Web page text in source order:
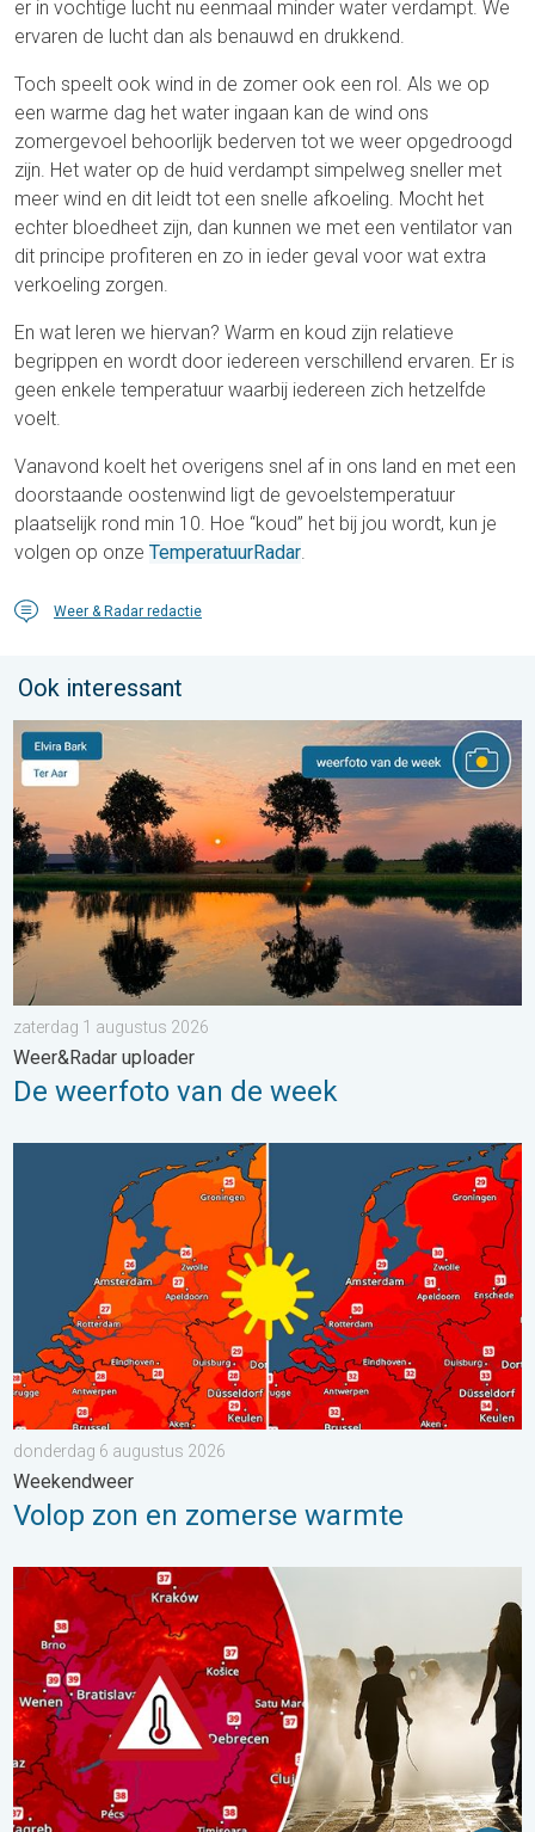
er in vochtige lucht nu eenmaal minder water verdampt. We
ervaren de lucht dan als benauwd en drukkend.
Toch speelt ook wind in de zomer ook een rol. Als we op
een warme dag het water ingaan kan de wind ons
zomergevoel behoorlijk bederven tot we weer opgedroogd
zijn. Het water op de huid verdampt simpelweg sneller met
meer wind en dit leidt tot een snelle afkoeling. Mocht het
echter bloedheet zijn, dan kunnen we met een ventilator van
dit principe profiteren en zo in ieder geval voor wat extra
verkoeling zorgen.
En wat leren we hiervan? Warm en koud zijn relatieve
begrippen en wordt door iedereen verschillend ervaren. Er is
geen enkele temperatuur waarbij iedereen zich hetzelfde
voelt.
Vanavond koelt het overigens snel af in ons land en met een
doorstaande oostenwind ligt de gevoelstemperatuur
plaatselijk rond min 10. Hoe “koud” het bij jou wordt, kun je
volgen op onze TemperatuurRadar.
Weer & Radar redactie
Ook interessant
De weerfoto van de week. Weer&Radar uploader. . . zaterdag
zaterdag 1 augustus 2026
Weer&Radar uploader
De weerfoto van de week
Volop zon en zomerse warmte. Weekendweer. . . donderdag
donderdag 6 augustus 2026
Weekendweer
Volop zon en zomerse warmte
Extreme hitte in Oost-Europa. Tot ruim 40 graden. . . dinsdag